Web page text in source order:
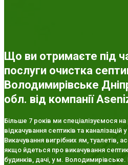
Що ви отримаєте під
послуги очистка
Володимирівське
обл. від компанії
Більше 7 років ми спеціалізуємося
відкачування септиків та
Викачування вигрібних ям, туалетів,
якщо йдеться про викачування
будинків, дачі, у м. Володимирівське.